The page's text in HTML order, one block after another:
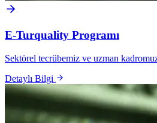
E-Turquality Programı
Sektörel tecrübemiz ve uzman
Detaylı Bilgi